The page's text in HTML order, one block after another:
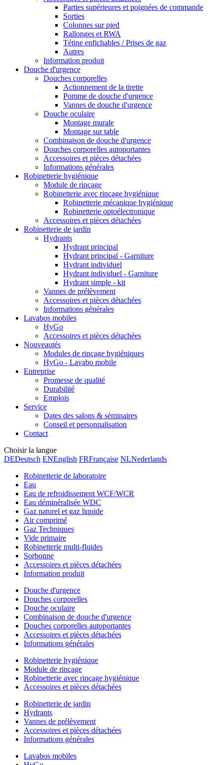
Parties supérieures et poignées de commande
Sorties
Colonnes sur pied
Rallonges et RWA
Tétine enfichables / Prises de gaz
Autres
Information produit
Douche d'urgence
Douches corporelles
Actionnement de la tirette
Pomme de douche d'urgence
Vannes de douche d'urgence
Douche oculaire
Montage murale
Montage sur table
Combinaison de douche d'urgence
Douches corporelles autoportantes
Accessoires et pièces détachées
Informations générales
Robinetterie hygiénique
Module de rinçage
Robinetterie avec rinçage hygiénique
Robinetterie mécanique hygiénique
Robinetterie optoélectronique
Accessoires et pièces détachées
Robinetterie de jardin
Hydrants
Hydrant principal
Hydrant principal - Garniture
Hydrant individuel
Hydrant individuel - Garniture
Hydrant simple - kit
Vannes de prélèvement
Accessoires et pièces détachées
Informations générales
Lavabos mobiles
HyGo
Accessoires et pièces détachées
Nouveautés
Modules de rinçage hygiéniques
HyGo - Lavabo mobile
Entreprise
Promesse de qualité
Durabilité
Emplois
Service
Dates des salons & séminaires
Conseil et personnalisation
Contact
Choisir la langue
DEDeutsch ENEnglish FRFrançaise NLNederlands
Robinetterie de laboratoire
Eau
Eau de refroidissement WCF/WCR
Eau déminéralisée WDC
Gaz naturel et gaz liquide
Air comprimé
Gaz Techniques
Vide primaire
Robinetterie multi-fluides
Sorbonne
Accessoires et pièces détachées
Information produit
Douche d'urgence
Douches corporelles
Douche oculaire
Combinaison de douche d'urgence
Douches corporelles autoportantes
Accessoires et pièces détachées
Informations générales
Robinetterie hygiénique
Module de rinçage
Robinetterie avec rinçage hygiénique
Accessoires et pièces détachées
Robinetterie de jardin
Hydrants
Vannes de prélèvement
Accessoires et pièces détachées
Informations générales
Lavabos mobiles